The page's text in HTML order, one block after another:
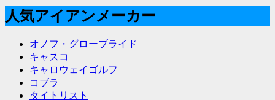
人気アイアンメーカー
オノフ・グローブライド
キャスコ
キャロウェイゴルフ
コブラ
タイトリスト